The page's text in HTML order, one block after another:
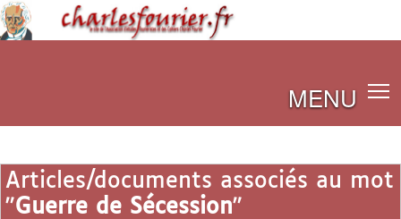
MENU
Articles/documents associés au mot
"Guerre de Sécession"